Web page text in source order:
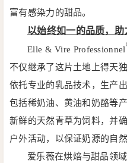
富有感染力的甜品。
以始终如一的品质，
Elle & Vire Professionnel
不仅继承了这片土地上得天
依托专业的乳品技术，生产
包括稀奶油、黄油和奶酪等
新鲜的天然青草为饲料，并
户外活动，以保证奶源的自然
爱乐薇在烘焙与甜品领